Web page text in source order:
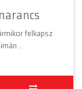
felkapsz
..